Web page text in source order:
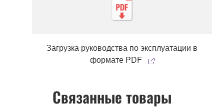
Загрузка руководства по эксплуатации в
формате PDF
Связанные товары